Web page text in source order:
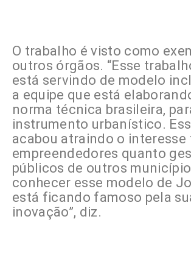
O trabalho é visto como
outros órgãos. “Esse
está servindo de modelo
a equipe que está
norma técnica brasileira,
instrumento urbanístico.
acabou atraindo o interesse
empreendedores quanto
públicos de outros
conhecer esse modelo de
está ficando famoso pela
inovação”, diz.